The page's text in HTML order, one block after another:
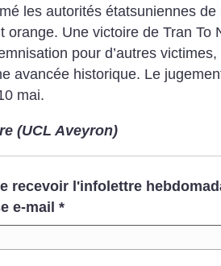
les autorités étatsuniennes
orange. Une victoire de Tran To
pour d’autres victimes,
avancée historique. Le
mai.
(UCL Aveyron)
recevoir l'infolettre
e-mail *